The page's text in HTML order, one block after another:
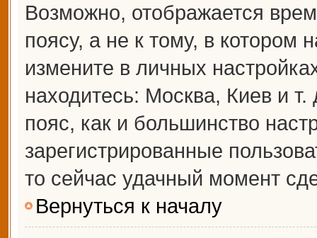
Возможно, отображается
поясу, а не к тому, в котором
измените в личных
находитесь: Москва, Киев и
пояс, как и большинство
зарегистрированные
то сейчас удачный момент
Вернуться к началу